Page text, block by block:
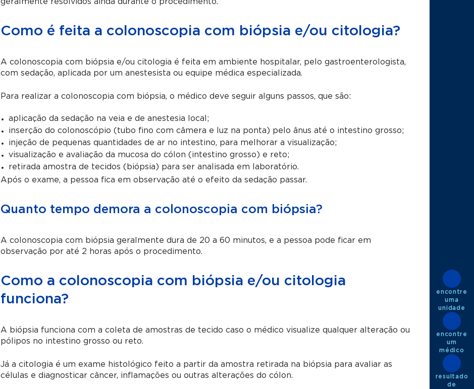
Como é feita a colonoscopia com biópsia e/ou citologia?
A colonoscopia com biópsia e/ou citologia é feita em ambiente hospitalar, pelo gastroenterologista,
com sedação, aplicada por um anestesista ou equipe médica especializada.
Para realizar a colonoscopia com biópsia, o médico deve seguir alguns passos, que são:
aplicação da sedação na veia e de anestesia local;
inserção do colonoscópio (tubo fino com câmera e luz na ponta) pelo ânus até o intestino grosso;
injeção de pequenas quantidades de ar no intestino, para melhorar a visualização;
visualização e avaliação da mucosa do cólon (intestino grosso) e reto;
retirada amostra de tecidos (biópsia) para ser analisada em laboratório.
Após o exame, a pessoa fica em observação até o efeito da sedação passar.
Quanto tempo demora a colonoscopia com biópsia?
A colonoscopia com biópsia geralmente dura de 20 a 60 minutos, e a pessoa pode ficar em
observação por até 2 horas após o procedimento.
Como a colonoscopia com biópsia e/ou citologia
funciona?
A biópsia funciona com a coleta de amostras de tecido caso o médico visualize qualquer alteração ou
pólipos no intestino grosso ou reto.
Já a citologia é um exame histológico feito a partir da amostra retirada na biópsia para avaliar as
células e diagnosticar câncer, inflamações ou outras alterações do cólon.
encontre
uma
unidade
encontre
um
médico
resultado
de